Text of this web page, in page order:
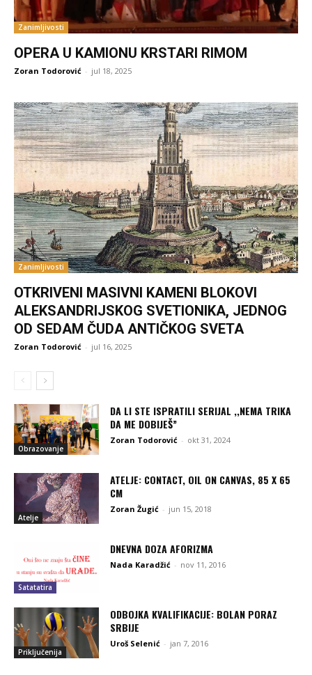
Zanimljivosti
OPERA U KAMIONU KRSTARI RIMOM
Zoran Todorović - jul 18, 2025
Zanimljivosti
OTKRIVENI MASIVNI KAMENI BLOKOVI
ALEKSANDRIJSKOG SVETIONIKA, JEDNOG
OD SEDAM ČUDA ANTIČKOG SVETA
Zoran Todorović - jul 16, 2025
Obrazovanje
DA LI STE ISPRATILI SERIJAL ,,NEMA TRIKA
DA ME DOBIJEŠ”
Zoran Todorović - okt 31, 2024
Atelje
ATELJE: CONTACT, OIL ON CANVAS, 85 X 65
CM
Zoran Žugić - jun 15, 2018
Satatatira
DNEVNA DOZA AFORIZMA
Nada Karadžić - nov 11, 2016
Priključenija
ODBOJKA KVALIFIKACIJE: BOLAN PORAZ
SRBIJE
Uroš Selenić - jan 7, 2016